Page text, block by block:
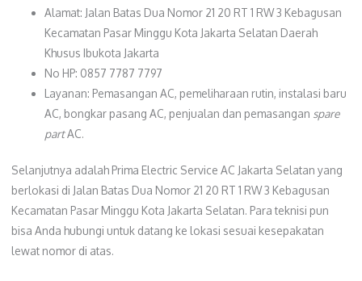
Alamat: Jalan Batas Dua Nomor 21 20 RT 1 RW 3 Kebagusan
Kecamatan Pasar Minggu Kota Jakarta Selatan Daerah
Khusus Ibukota Jakarta
No HP: 0857 7787 7797
Layanan: Pemasangan AC, pemeliharaan rutin, instalasi baru
AC, bongkar pasang AC, penjualan dan pemasangan spare
partAC.
Selanjutnya adalah Prima Electric Service AC Jakarta Selatan yang
berlokasi di Jalan Batas Dua Nomor 21 20 RT 1 RW 3 Kebagusan
Kecamatan Pasar Minggu Kota Jakarta Selatan. Para teknisi pun
bisa Anda hubungi untuk datang ke lokasi sesuai kesepakatan
lewat nomor di atas.